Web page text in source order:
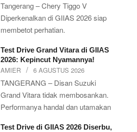
Tangerang – Chery Tiggo V
Diperkenalkan di GIIAS 2026 siap
membetot perhatian.
Test Drive Grand Vitara di GIIAS
2026: Kepincut Nyamannya!
AMIER 6 AGUSTUS 2026
TANGERANG – Disan Suzuki
Grand Vitara tidak membosankan.
Performanya handal dan utamakan
Test Drive di GIIAS 2026 Diserbu,